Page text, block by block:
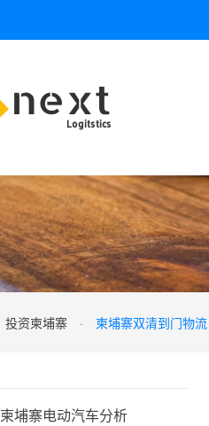
投资柬埔寨 · 柬埔寨双清到门物流
柬埔寨电动汽车分析